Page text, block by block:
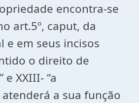
encontra-se
art.5º, caput, da
e em seus incisos
o direito de
XXIII- “a
a sua função